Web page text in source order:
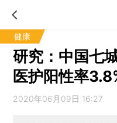
健康
研究：中国七
医护阳性率
2020年06月09日 16:27